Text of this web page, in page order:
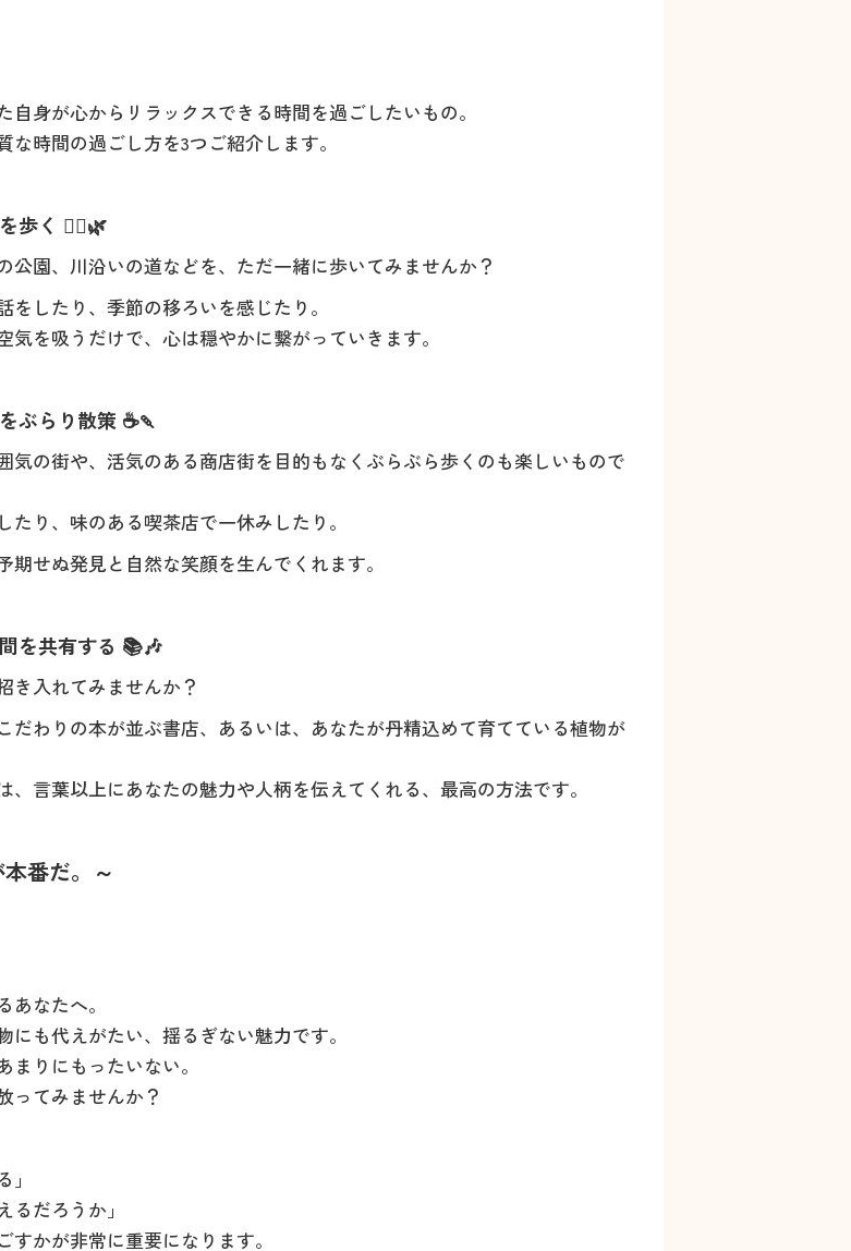
身が心からリラックスできる時間を過ごしたいもの。
時間の過ごし方を3つご紹介します。
歩く 🚶‍♂️🌿
園、川沿いの道などを、ただ一緒に歩いてみませんか？
をしたり、季節の移ろいを感じたり。
を吸うだけで、心は穏やかに繋がっていきます。
ぶらり散策 ☕🍡
の街や、活気のある商店街を目的もなくぶらぶら歩くのも楽しいもので
たり、味のある喫茶店で一休みしたり。
せぬ発見と自然な笑顔を生んでくれます。
を共有する 📚🎶
き入れてみませんか？
わりの本が並ぶ書店、あるいは、あなたが丹精込めて育てている植物が
言葉以上にあなたの魅力や人柄を伝えてくれる、最高の方法です。
番だ。～
なたへ。
も代えがたい、揺るぎない魅力です。
りにもったいない。
ってみませんか？
るだろうか」
かが非常に重要になります。